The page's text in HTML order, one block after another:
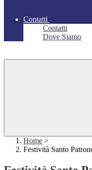
Contatti
Contatti
Dove Siamo
Home >
Festività Santo